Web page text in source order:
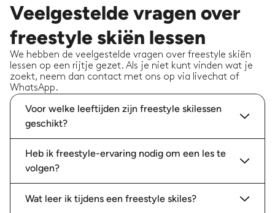
Veelgestelde vragen over
freestyle skiën lessen
We hebben de veelgestelde vragen over freestyle skiën
lessen op een rijtje gezet. Als je niet kunt vinden wat je
zoekt, neem dan contact met ons op via livechat of
WhatsApp.
Voor welke leeftijden zijn freestyle skilessen
geschikt?
Heb ik freestyle-ervaring nodig om een les te
volgen?
Wat leer ik tijdens een freestyle skiles?